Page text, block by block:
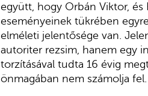
együtt, hogy Orbán Viktor, és
eseményeinek tükrében
elméleti jelentősége van.
autoriter rezsim, hanem egy
torzításával tudta 16 évig
önmagában nem számolja fel.